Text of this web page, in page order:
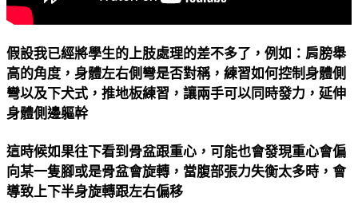
假設我已經將學生的上肢處理的差不多了，例如：肩膀舉
高的角度，身體左右側彎是否對稱，練習如何控制身體側
彎以及下犬式，推地板練習，讓兩手可以同時發力，延伸
身體側邊軀幹
這時候如果往下看到骨盆跟重心，可能也會發現重心會偏
向某一隻腳或是骨盆會旋轉，當腹部張力失衡太多時，會
導致上下半身旋轉跟左右偏移